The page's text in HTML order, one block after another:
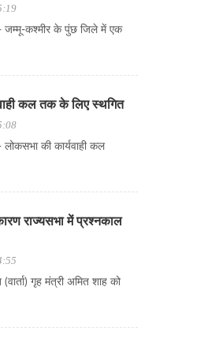
जम्मू-कश्मीर के पुंछ जिले में एक
कल तक के लिए स्थगित
की कार्यवाही कल
राज्यसभा में प्रश्नकाल
गृह मंत्री अमित शाह को